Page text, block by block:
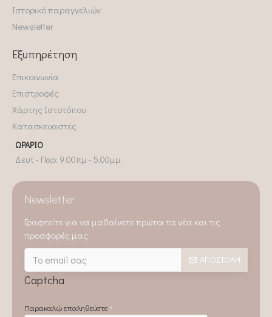
Ιστορικό παραγγελιών
Newsletter
Εξυπηρέτηση
Επικοινωνία
Επιστροφές
Χάρτης Ιστοτόπου
Κατασκευαστές
ΩΡΆΡΙΟ
Δευτ - Παρ: 9.00πμ - 5.00μμ
Newsletter
Γραφτείτε για να μαθαίνετε πρώτοι τα νέα και τις
προσφορές μας.
ΑΠΟΣΤΟΛΉ
Captcha
Παρακαλώ επαληθεύστε